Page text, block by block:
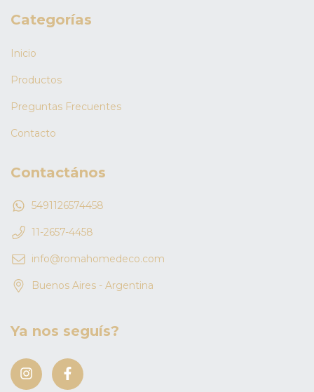
Categorías
Inicio
Productos
Preguntas Frecuentes
Contacto
Contactános
5491126574458
11-2657-4458
info@romahomedeco.com
Buenos Aires - Argentina
Ya nos seguís?